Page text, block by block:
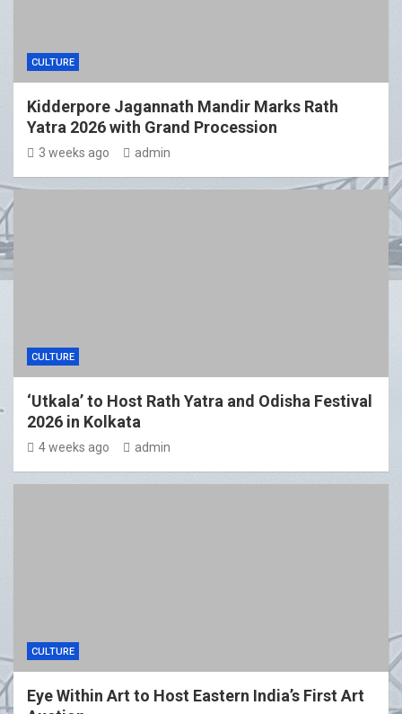
CULTURE
Kidderpore Jagannath Mandir Marks Rath
Yatra 2026 with Grand Procession
3 weeks ago admin
CULTURE
‘Utkala’ to Host Rath Yatra and Odisha Festival
2026 in Kolkata
4 weeks ago admin
CULTURE
Eye Within Art to Host Eastern India’s First Art